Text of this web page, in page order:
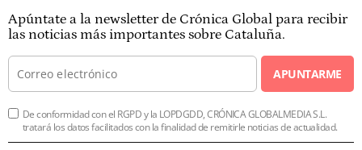
Apúntate a la newsletter de Crónica Global para recibir
las noticias más importantes sobre Cataluña.
APUNTARME
De conformidad con el RGPD y la LOPDGDD, CRÓNICA GLOBALMEDIA S.L.
tratará los datos facilitados con la finalidad de remitirle noticias de actualidad.